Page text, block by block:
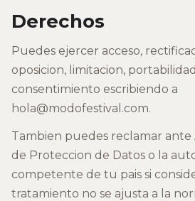
Derechos
Puedes ejercer acceso,
oposicion, limitacion,
consentimiento escribiendo a
hola@modofestival.com.
Tambien puedes reclamar ante
de Proteccion de Datos o la
competente de tu pais si
tratamiento no se ajusta a la